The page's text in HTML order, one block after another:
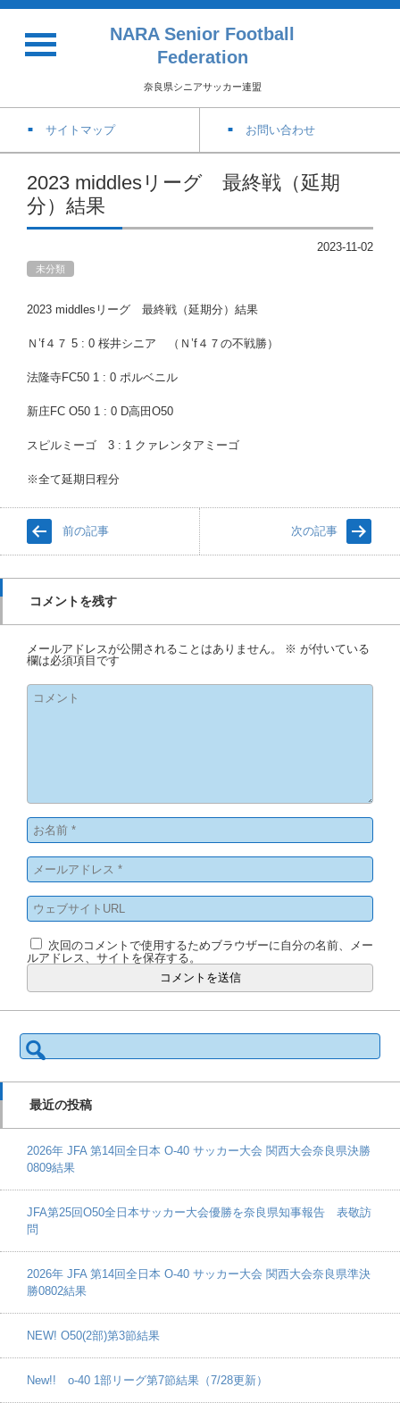
NARA Senior Football
Federation
奈良県シニアサッカー連盟
サイトマップ お問い合わせ
2023 middlesリーグ 最終戦（延期
分）結果
2023-11-02
未分類
2023 middlesリーグ 最終戦（延期分）結果
Ｎ’f４７ 5 : 0 桜井シニア （Ｎ’f４７の不戦勝）
法隆寺FC50 1 : 0 ポルベニル
新庄FC O50 1 : 0 D高田O50
スピルミーゴ 3 : 1 クァレンタアミーゴ
※全て延期日程分
前の記事 次の記事
コメントを残す
メールアドレスが公開されることはありません。 ※ が付いている
欄は必須項目です
次回のコメントで使用するためブラウザーに自分の名前、メー
ルアドレス、サイトを保存する。
検
索:
最近の投稿
2026年 JFA 第14回全日本 O-40 サッカー大会 関西大会奈良県決勝
0809結果
JFA第25回O50全日本サッカー大会優勝を奈良県知事報告 表敬訪
問
2026年 JFA 第14回全日本 O-40 サッカー大会 関西大会奈良県準決
勝0802結果
NEW! O50(2部)第3節結果
New!! o-40 1部リーグ第7節結果（7/28更新）